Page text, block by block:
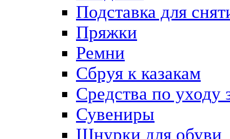
Подставка для
Пряжки
Ремни
Сбруя к казакам
Средства по уходу
Сувениры
Шнурки для обуви